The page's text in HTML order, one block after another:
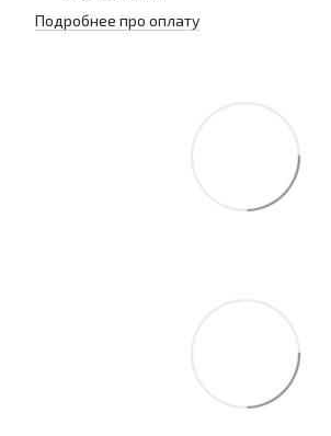
Подробнее про оплату